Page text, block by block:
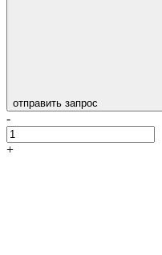
отправить запрос
-
+